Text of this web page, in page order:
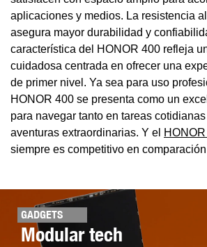
aplicaciones y medios. La resistencia
asegura mayor durabilidad y
característica del HONOR 400 refleja
cuidadosa centrada en ofrecer una
de primer nivel. Ya sea para uso
HONOR 400 se presenta como un
para navegar tanto en tareas
aventuras extraordinarias. Y el
siempre es competitivo en
GADGETS
Modular tech